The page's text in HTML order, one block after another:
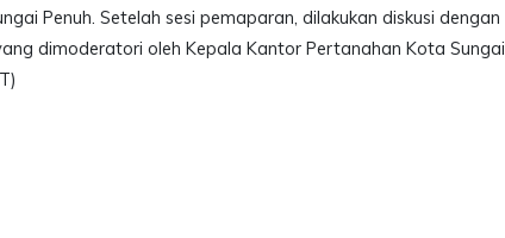
Penuh. Setelah sesi pemaparan, dilakukan diskusi dengan
dimoderatori oleh Kepala Kantor Pertanahan Kota Sungai